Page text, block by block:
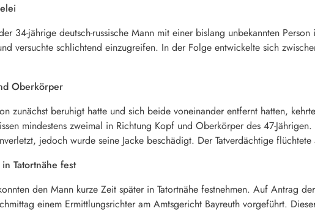
34-jährige deutsch-russische Mann mit einer bislang unbekannten
versuchte schlichtend einzugreifen. In der Folge entwickelte sich
Oberkörper
zunächst beruhigt hatte und sich beide voneinander entfernt hatten,
mindestens zweimal in Richtung Kopf und Oberkörper des 47-
jedoch wurde seine Jacke beschädigt. Der Tatverdächtige flüchtete
Tatortnähe fest
den Mann kurze Zeit später in Tatortnähe festnehmen. Auf Antrag
einem Ermittlungsrichter am Amtsgericht Bayreuth vorgeführt.